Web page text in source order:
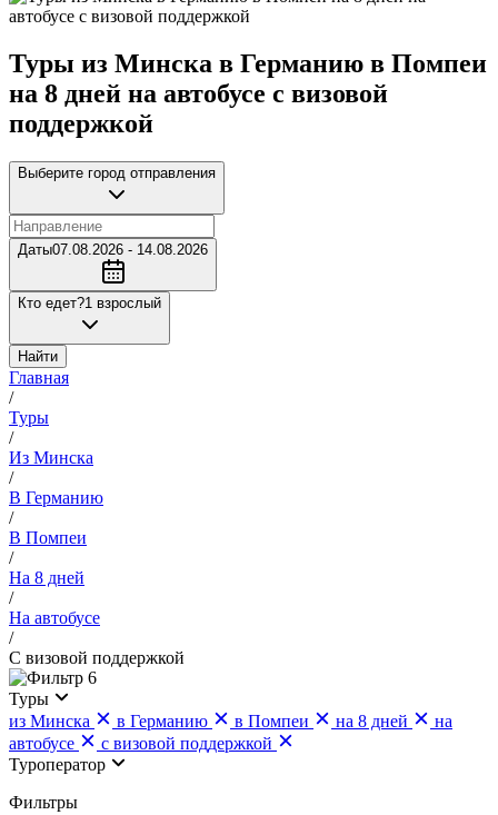
Туры из Минска в Германию в Помпеи
на 8 дней на автобусе с визовой
поддержкой
Выберите город отправления
Даты07.08.2026 - 14.08.2026
Кто едет?1 взрослый
Найти
Главная
/
Туры
/
Из Минска
/
В Германию
/
В Помпеи
/
На 8 дней
/
На автобусе
/
С визовой поддержкой
6
Туры
из Минска
в Германию в Помпеи на 8 дней
на
автобусе
с визовой поддержкой
Туроператор
Фильтры